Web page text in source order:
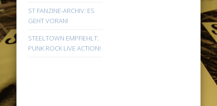
ST FANZINE-ARCHIV: ES
GEHT VORAN!
STEELTOWN EMPFIEHLT:
PUNK ROCK LIVE ACTION!